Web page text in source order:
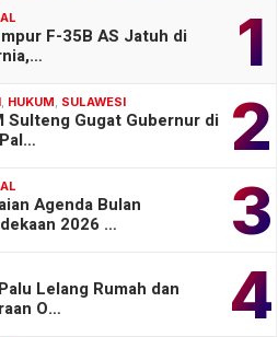
1
F-35B AS Jatuh di
2
HUKUM SULAWESI
Sulteng Gugat Gubernur di
3
Agenda Bulan
2026 …
4
Lelang Rumah dan
O…